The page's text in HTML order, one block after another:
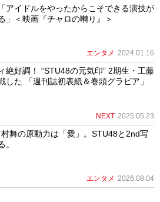
アイドルをやったからこそできる演技が
」＜映画『チャロの囀り』＞
エンタメ 2024.01.16
絶好調！ “STU48の元気印” 2期生・工藤
した 「週刊誌初表紙＆巻頭グラビア」
NEXT 2025.05.23
舞の原動力は「愛」。STU48と2nd写
。
エンタメ 2026.08.04